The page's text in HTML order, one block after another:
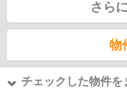
さら
物
チェックした物件を